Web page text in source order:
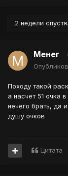
2 недели
Менег
Походу такой
а насчет 51 очка
нечего брать, да
душу очков
Цитата